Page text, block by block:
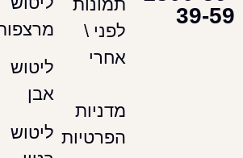
תמונות
הפרטיות
מרצפות
ליטוש
ליטוש
מים
ניקוי
בטון
ניקוי